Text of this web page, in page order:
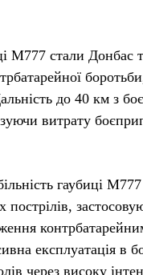
М777 стали Донбас
до 40 км з
витрату
гаубиці
експлуатація в
через високу